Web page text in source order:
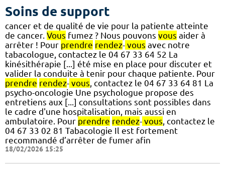
Soins de support
cancer et de qualité de vie pour la patiente atteinte
de cancer. Vous fumez ? Nous pouvons vous aider à
arrêter ! Pour prendre rendez- vous avec notre
tabacologue, contactez le 04 67 33 64 52 La
kinésithérapie [...] été mise en place pour discuter et
valider la conduite à tenir pour chaque patiente. Pour
prendre rendez- vous, contactez le 04 67 33 64 81 La
psycho-oncologie Une psychologue propose des
entretiens aux [...] consultations sont possibles dans
le cadre d'une hospitalisation, mais aussi en
ambulatoire. Pour prendre rendez- vous, contactez le
04 67 33 02 81 Tabacologie Il est fortement
recommandé d’arrêter de fumer afin
18/02/2026 15:25